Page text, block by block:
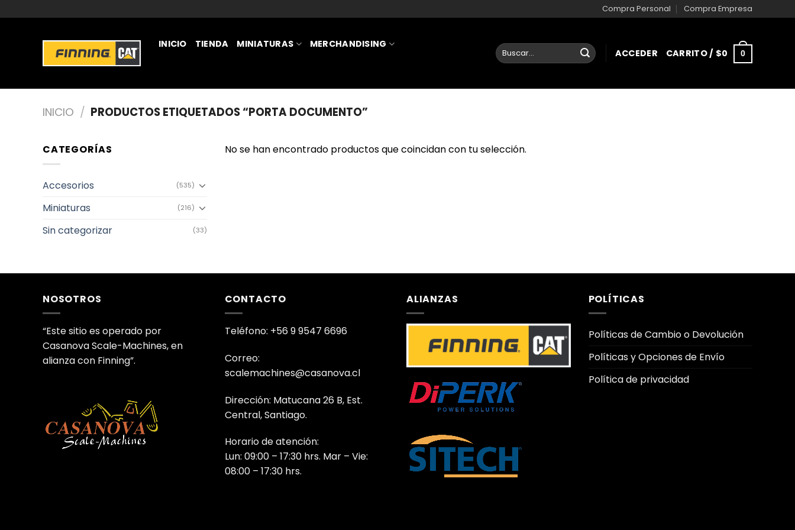
Compra Personal Compra Empresa
INICIO TIENDA MINIATURAS MERCHANDISING
ACCEDER CARRITO / $0 0
INICIO / PRODUCTOS ETIQUETADOS “PORTA DOCUMENTO”
CATEGORÍAS
Accesorios (535)
Miniaturas (216)
Sin categorizar (33)
No se han encontrado productos que coincidan con tu selección.
NOSOTROS
“Este sitio es operado por
Casanova Scale-Machines, en
alianza con Finning”.
CONTACTO
Teléfono: +56 9 9547 6696
Correo:
scalemachines@casanova.cl
Dirección: Matucana 26 B, Est.
Central, Santiago.
Horario de atención:
Lun: 09:00 – 17:30 hrs. Mar – Vie:
08:00 – 17:30 hrs.
ALIANZAS POLÍTICAS
Políticas de Cambio o Devolución
Políticas y Opciones de Envío
Política de privacidad